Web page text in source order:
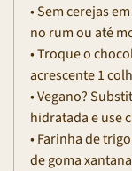
• Sem cerejas
no rum ou até
• Troque o
acrescente 1
• Vegano?
hidratada e use
• Farinha de
de goma